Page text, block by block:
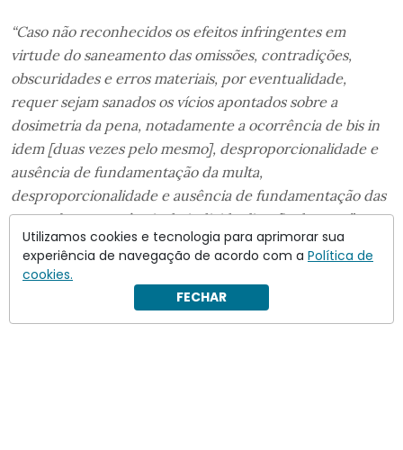
“Caso não reconhecidos os efeitos infringentes em
virtude do saneamento das omissões, contradições,
obscuridades e erros materiais, por eventualidade,
requer sejam sanados os vícios apontados sobre a
dosimetria da pena, notadamente a ocorrência de bis in
idem [duas vezes pelo mesmo], desproporcionalidade e
ausência de fundamentação da multa,
desproporcionalidade e ausência de fundamentação das
penas-base e ausência de individualização da pena”,
acrescentam os advogados.
Utilizamos cookies e tecnologia para aprimorar sua
experiência de navegação de acordo com a Política de
cookies.
FECHAR